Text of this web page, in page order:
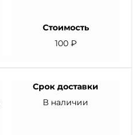
Стоимость
100 ₽
Срок доставки
В наличии